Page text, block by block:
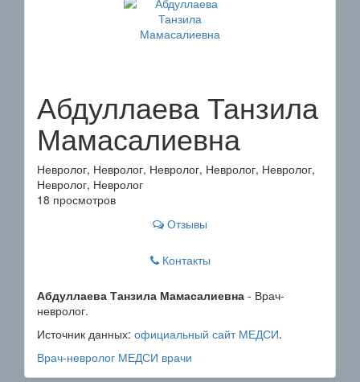
Абдуллаева Танзила
Мамасалиевна
Невролог, Невролог, Невролог, Невролог, Невролог,
Невролог, Невролог
18 просмотров
Отзывы
Контакты
Абдуллаева Танзила Мамасалиевна - Врач-
невролог.
Источник данных: официальный сайт МЕДСИ.
Врач-невролог МЕДСИ врачи